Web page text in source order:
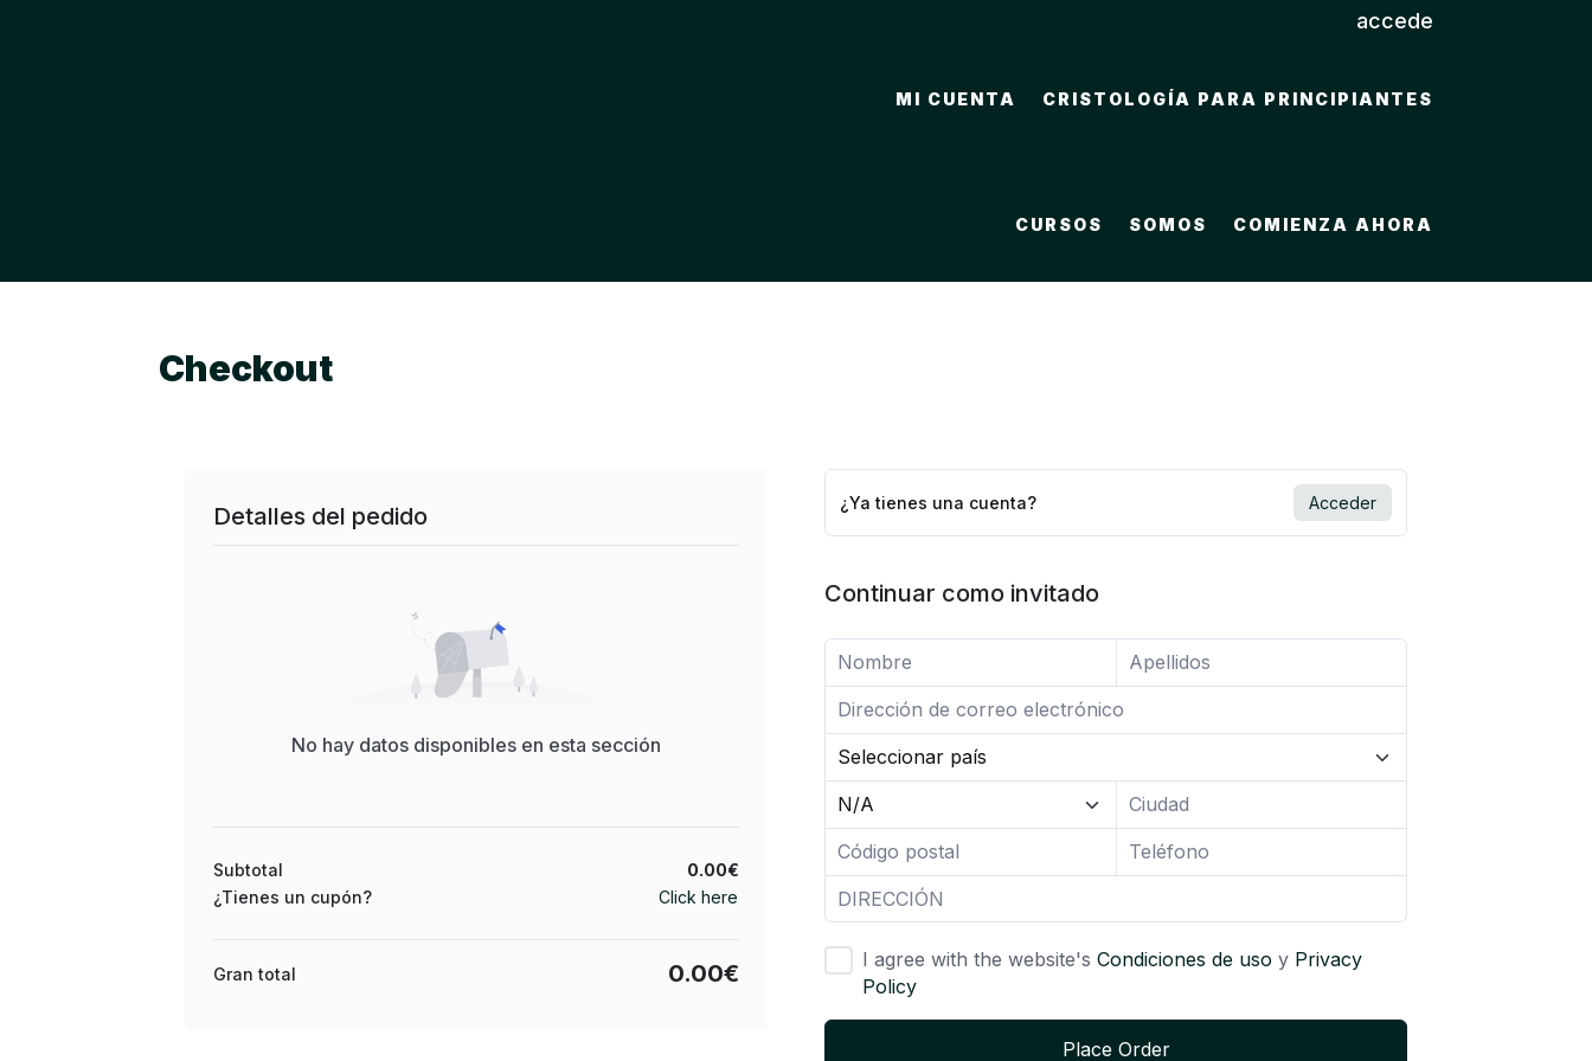
accede
MI CUENTA CRISTOLOGÍA PARA PRINCIPIANTES
CURSOS SOMOS COMIENZA AHORA
Checkout
Detalles del pedido
No hay datos disponibles en esta sección
Subtotal
0.00€
¿Tienes un cupón?
Click here
Gran total 0.00€
¿Ya tienes una cuenta? Acceder
Continuar como invitado
I agree with the website's Condiciones de uso y Privacy
Policy
Place Order